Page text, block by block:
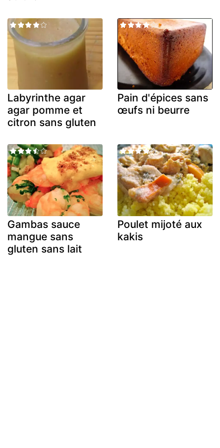
Labyrinthe agar
agar pomme et
citron sans gluten
Pain d'épices sans
œufs ni beurre
Gambas sauce
mangue sans
gluten sans lait
Poulet mijoté aux
kakis